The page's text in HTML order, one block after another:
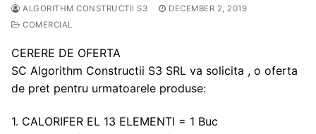
ALGORITHM CONSTRUCTII S3
DECEMBER 2, 2019
COMERCIAL
CERERE DE OFERTA
SC Algorithm Constructii S3 SRL va solicita , o oferta
de pret pentru urmatoarele produse:
1. CALORIFER EL 13 ELEMENTI = 1 Buc